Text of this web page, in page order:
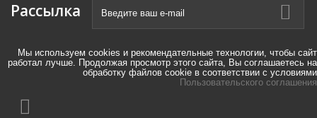
Рассылка
Мы используем cookies и рекомендательные технологии, чтобы сайт
работал лучше. Продолжая просмотр этого сайта, Вы соглашаетесь на
обработку файлов cookie в соответствии с условиями
Пользовательского соглашения